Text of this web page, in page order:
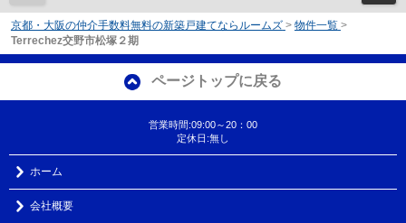
京都・大阪の仲介手数料無料の新築戸建てならルームズ > 物件一覧 >
Terrechez交野市松塚２期
ページトップに戻る
営業時間:09:00～20：00
定休日:無し
ホーム
会社概要